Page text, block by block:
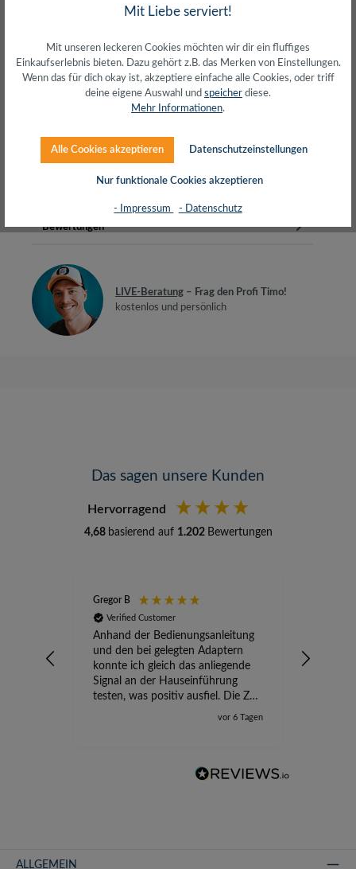
wir wissen von was wir sprechen
50/125µ OM4 (Klasse A)Mantel…
Bewertungen
LIVE-Beratung – Frag den Profi Timo!
kostenlos und persönlich
Das sagen unsere Kunden
Hervorragend
4,68 basierend auf 1.202 Bewertungen
Gregor B
Verified Customer
Anhand der Bedienungsanleitung
und den bei gelegten Adaptern
konnte ich gleich das anliegende
Signal an der Hauseinführung
testen, was positiv ausfiel. Die Zeit
der Ungewissheit ist jetzt vorbei,
vor 6 Tagen
ALLGEMEIN
Mit Liebe serviert!
Mit unseren leckeren Cookies möchten wir dir ein fluffiges
Einkaufserlebnis bieten. Dazu gehört z.B. das Merken von Einstellungen.
Wenn das für dich okay ist, akzeptiere einfache alle Cookies, oder triff
deine eigene Auswahl und speicher diese.
Mehr Informationen.
Alle Cookies akzeptieren Datenschutzeinstellungen
Nur funktionale Cookies akzeptieren
- Impressum - Datenschutz